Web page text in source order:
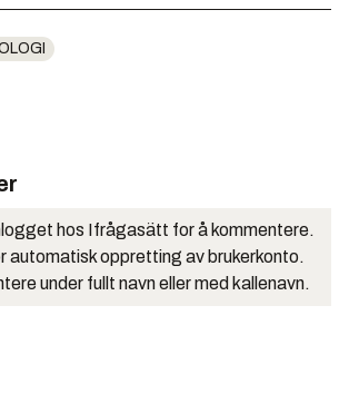
hos Ifrågasätt for å kommentere.
automatisk oppretting av brukerkonto.
under fullt navn eller med kallenavn.